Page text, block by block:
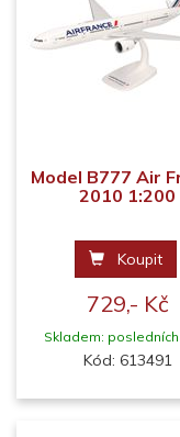
Model B777 Air
2010 1:200
Koupit
729,- Kč
Skladem:
Kód: 613491